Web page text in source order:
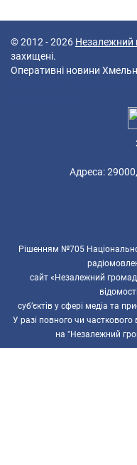
© 2012 - 2026 Незалежний
захищені.
Оперативні новини
Адреса: 29000,
Рішенням №705
сайт «Незалежний
суб’єктів у сфері медіа та
У разі повного чи
на "Незалежний